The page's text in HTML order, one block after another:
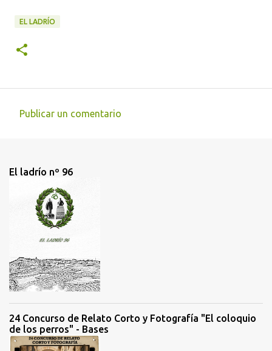
EL LADRÍO
e
i
o
Publicar un comentario
El ladrío nº 96
24 Concurso de Relato Corto y Fotografía "El coloquio
de los perros" - Bases